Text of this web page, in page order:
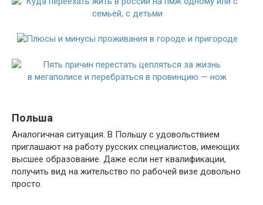
Польша
Аналогичная ситуация. В Польшу с удовольствием
приглашают на работу русских специалистов, имеющих
высшее образование. Даже если нет квалификации,
получить вид на жительство по рабочей визе довольно
просто.